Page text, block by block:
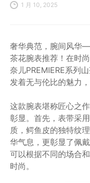
1 月 10, 2025
奢华典范，腕间风华
茶花腕表推荐！在时
奈儿PREMIERE系列
发着无与伦比的魅力
这款腕表堪称匠心之
彰显。首先，表带采
质，鳄鱼皮的独特纹
华气息，更彰显了佩
可以根据不同的场合
时尚。